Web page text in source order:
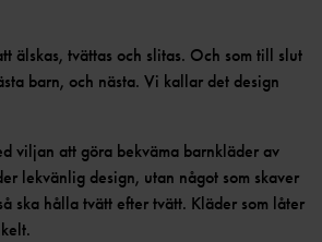
älskas, tvättas och slitas. Och som till slut
barn, och nästa. Vi kallar det design
viljan att göra bekväma barnkläder av
lekvänlig design, utan något som skaver
ska hålla tvätt efter tvätt. Kläder som låter